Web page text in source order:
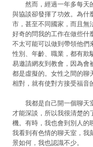
然而，經過一年多每天的
與協談卻發揮了功效。為什
市，甚至不同國家，而且無
好奇的問我的工作在做些什
不太可能可以做到帶領他們
性別、年齡、職業，都有欺
易邀請網友到教會，因為會
都是虛擬的。女性之間的聊
相對，就有使對方接受福音
我都是自己開一個聊天室
才能深談，所以我很清楚的
機。有時，我也會到別人的
我看到有色情的聊天室，我
景如何，我也認識不少。